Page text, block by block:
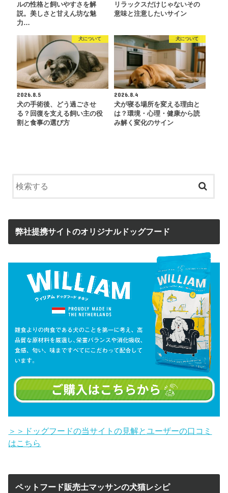
ルの性格と飼いやすさを解
説。美しさと甘えん坊な魅
力…
リラックスだけじゃないその
意味と注意したいサイン
犬について
2026.8.5
犬の手術後、どう過ごさせ
る？回復を支える飼い主の役
割と食事の選び方
犬について
2026.8.4
犬が寝る場所を変える理由と
は？環境・心理・健康から読
み解く変化のサイン
弊社提携サイトのオリジナルドッグフード
＞＞ドッグフードの当サイトの見解とユーザーの口コミ
はこちら
ペットフード販売士マッサンの犬猫レシピ